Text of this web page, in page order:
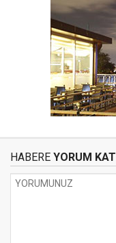
HABERE YORUM KAT